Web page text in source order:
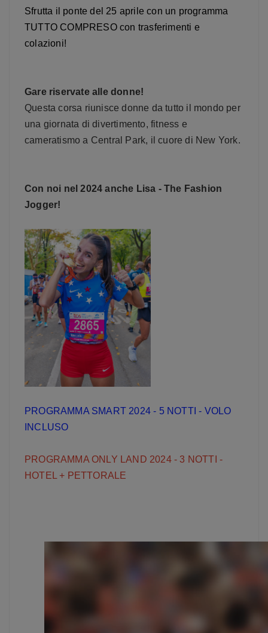
Sfrutta il ponte del 25 aprile con un programma
TUTTO COMPRESO con trasferimenti e
colazioni!
Gare riservate alle donne!
Questa corsa riunisce donne da tutto il mondo per
una giornata di divertimento, fitness e
cameratismo a Central Park, il cuore di New York.
Con noi nel 2024 anche Lisa - The Fashion
Jogger!
PROGRAMMA SMART 2024 - 5 NOTTI - VOLO
INCLUSO
PROGRAMMA ONLY LAND 2024 - 3 NOTTI -
HOTEL + PETTORALE